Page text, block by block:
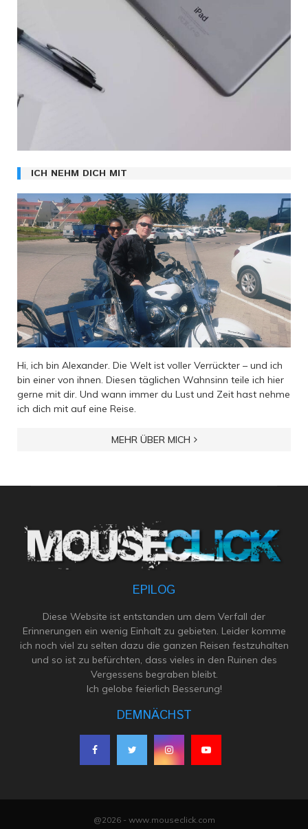
ICH NEHM DICH MIT
Hi, ich bin Alexander. Die Welt ist voller Verrückter – und ich
bin einer von ihnen. Diesen täglichen Wahnsinn teile ich hier
gerne mit dir. Und wann immer du Lust und Zeit hast nehme
ich dich mit auf eine Reise.
MEHR ÜBER MICH
EPILOG
Diese Website ist entstanden um dem Verfall der
Erinnerungen ein wenig Einhalt zu gebieten. Leider komme
ich noch viel zu selten dazu die ganzen Reisen festzuhalten
und so ist zu befürchten, dass vieles in den Ruinen des
Vergessens begraben bleibt.
Ich gelobe feierlich Besserung!
DEMNÄCHST
@2026 - www.mouseclick.com